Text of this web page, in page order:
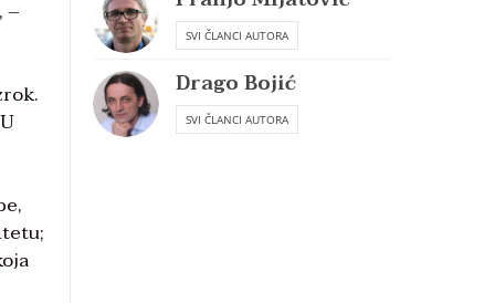
–
SVI ČLANCI AUTORA
Drago Bojić
SVI ČLANCI AUTORA